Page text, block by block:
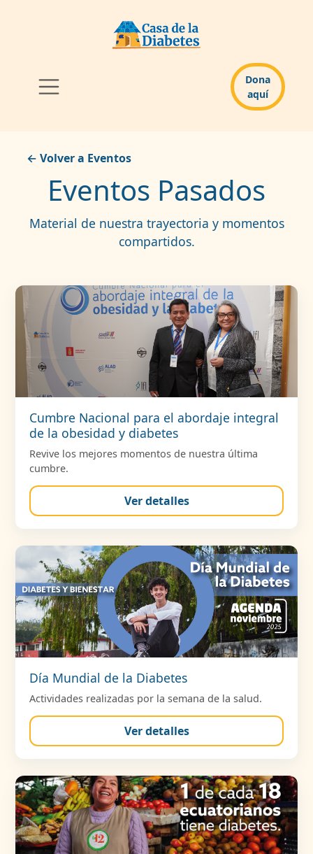
Dona
aquí
← Volver a Eventos
Eventos Pasados
Material de nuestra trayectoria y momentos
compartidos.
Cumbre Nacional para el abordaje integral
de la obesidad y diabetes
Revive los mejores momentos de nuestra última
cumbre.
Ver detalles
Día Mundial de la Diabetes
Actividades realizadas por la semana de la salud.
Ver detalles